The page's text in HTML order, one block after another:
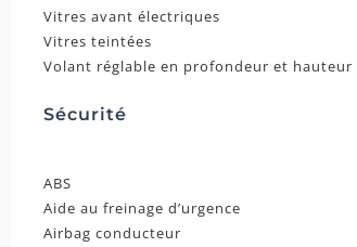
Vitres avant électriques
Vitres teintées
Volant réglable en profondeur et hauteur
Sécurité
ABS
Aide au freinage d’urgence
Airbag conducteur